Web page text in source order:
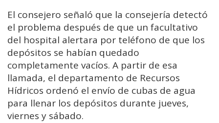
El consejero señaló que la consejería detectó
el problema después de que un facultativo
del hospital alertara por teléfono de que los
depósitos se habían quedado
completamente vacíos. A partir de esa
llamada, el departamento de Recursos
Hídricos ordenó el envío de cubas de agua
para llenar los depósitos durante jueves,
viernes y sábado.